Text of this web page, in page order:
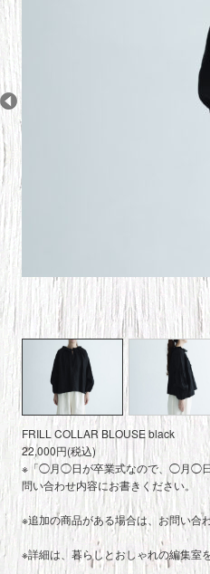
Prev
FRILL COLLAR BLOUSE black
22,000円(税込)
※「◯月◯日が卒業式なので、◯月◯日
問い合わせ内容にお書きください。
※追加の商品がある場合は、お問い合
※詳細は、 暮らしとおしゃれの編集室